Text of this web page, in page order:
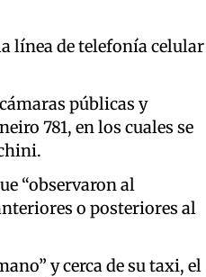
línea de telefonía celular
públicas y
781, en los cuales se
“observaron al
o posteriores al
y cerca de su taxi, el